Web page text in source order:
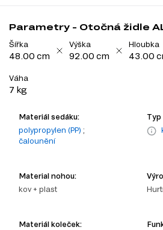
Parametry - Otočná židle
Šířka
48.00 cm
Výška
92.00 cm
Hloubka
43.00
Váha
7 kg
Materiál sedáku:
polypropylen (PP) ;
čalounění
Typ
Material nohou:
kov + plast
Materiál koleček: